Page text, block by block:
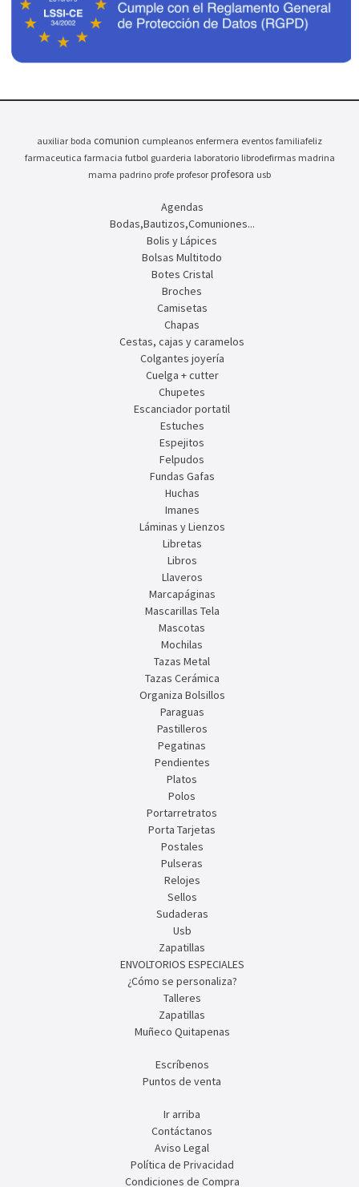
auxiliar boda comunion cumpleanos enfermera eventos familiafeliz
farmaceutica farmacia futbol guarderia laboratorio librodefirmas madrina
mama padrino profe profesor profesora usb
Agendas
Bodas,Bautizos,Comuniones...
Bolis y Lápices
Bolsas Multitodo
Botes Cristal
Broches
Camisetas
Chapas
Cestas, cajas y caramelos
Colgantes joyería
Cuelga + cutter
Chupetes
Escanciador portatil
Estuches
Espejitos
Felpudos
Fundas Gafas
Huchas
Imanes
Láminas y Lienzos
Libretas
Libros
Llaveros
Marcapáginas
Mascarillas Tela
Mascotas
Mochilas
Tazas Metal
Tazas Cerámica
Organiza Bolsillos
Paraguas
Pastilleros
Pegatinas
Pendientes
Platos
Polos
Portarretratos
Porta Tarjetas
Postales
Pulseras
Relojes
Sellos
Sudaderas
Usb
Zapatillas
ENVOLTORIOS ESPECIALES
¿Cómo se personaliza?
Talleres
Zapatillas
Muñeco Quitapenas
Escríbenos
Puntos de venta
Ir arriba
Contáctanos
Aviso Legal
Política de Privacidad
Condiciones de Compra